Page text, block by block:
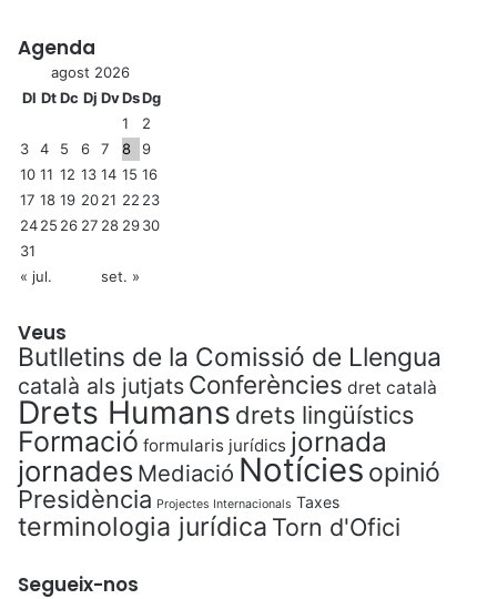
Agenda
agost 2026
Dl DtDc Dj DvDsDg
1
2
3
4 5 6 7 8
9
10 11 12 13 14 15 16
17 18 19 2021 22 23
2425 26 27 28 2930
31
« jul.
set. »
Veus
Butlletins de la Comissió de Llengua
català als jutjats Conferències dret català
Drets Humans drets lingüístics
Formació formularis jurídics jornada
jornades Mediació Notícies opinió
Presidència Projectes Internacionals Taxes
terminologia jurídica Torn d'Ofici
Segueix-nos